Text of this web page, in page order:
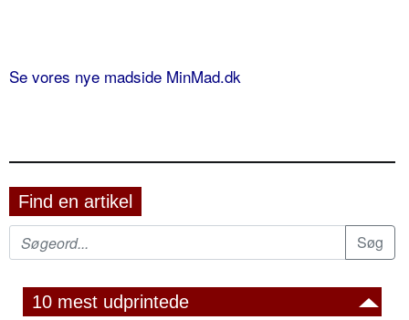
Se vores nye madside MinMad.dk
Find en artikel
10 mest udprintede